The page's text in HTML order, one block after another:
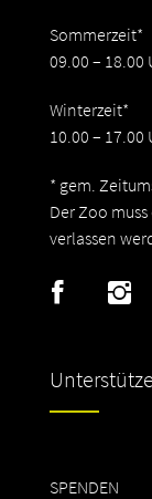
Sommerzeit*
09.00 – 18.00
Winterzeit*
10.00 – 17.00
* gem.
Der Zoo
verlassen
SPENDEN